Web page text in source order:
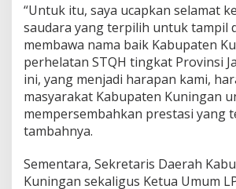
“Untuk itu, saya ucapkan selamat
saudara yang terpilih untuk tampil
membawa nama baik Kabupaten
perhelatan STQH tingkat Provinsi
ini, yang menjadi harapan kami,
masyarakat Kabupaten Kuningan
mempersembahkan prestasi yang
tambahnya.
Sementara, Sekretaris Daerah
Kuningan sekaligus Ketua Umum